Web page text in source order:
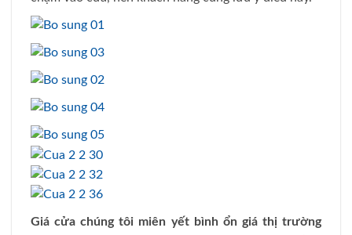
Giá cửa chúng tôi miên yết bình ổn giá thị trường